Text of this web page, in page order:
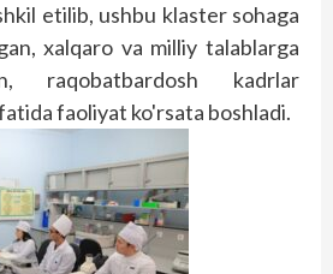
etilib, ushbu klaster sohaga
xalqaro va milliy talablarga
raqobatbardosh kadrlar
faoliyat ko'rsata boshladi.